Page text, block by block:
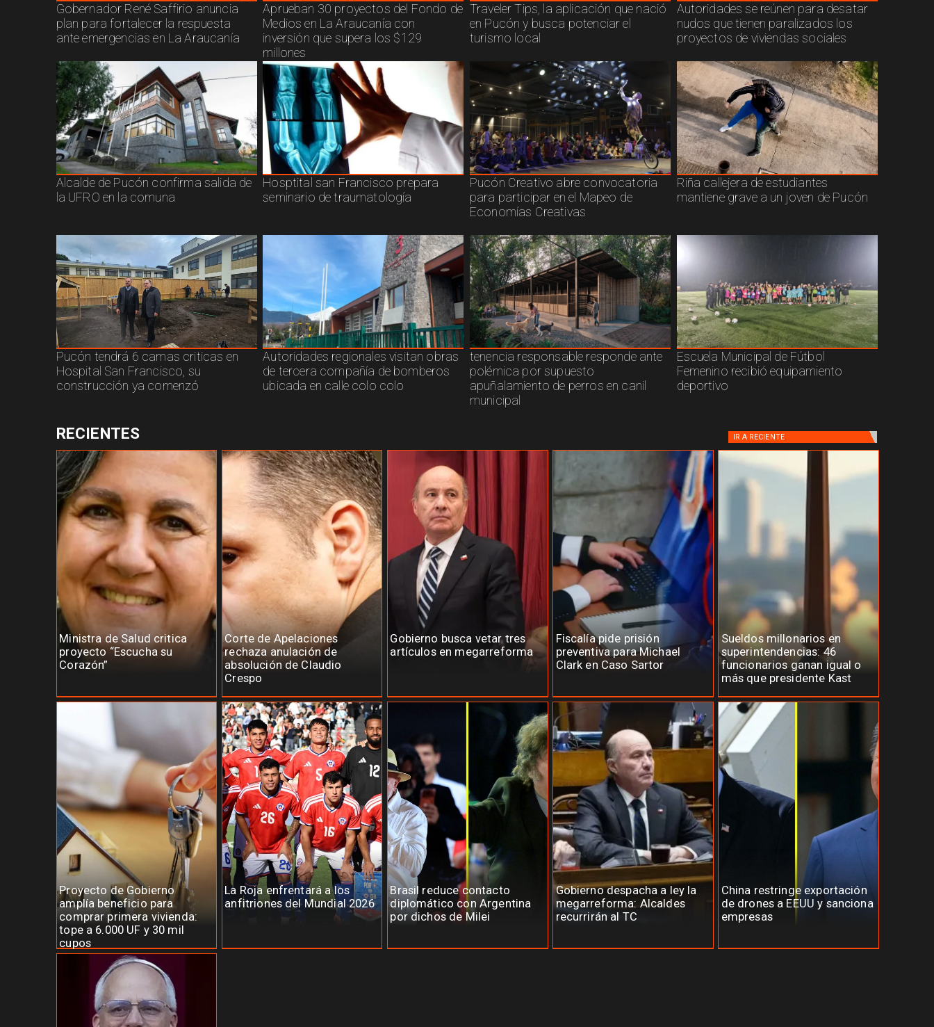
Gobernador René Saffirio anuncia
plan para fortalecer la respuesta
ante emergencias en La Araucanía
Aprueban 30 proyectos del Fondo de
Medios en La Araucanía con
inversión que supera los $129
millones
Traveler Tips, la aplicación que nació
en Pucón y busca potenciar el
turismo local
Autoridades se reúnen para desatar
nudos que tienen paralizados los
proyectos de viviendas sociales
Alcalde de Pucón confirma salida de
la UFRO en la comuna
Hosptital san Francisco prepara
seminario de traumatología
Pucón Creativo abre convocatoria
para participar en el Mapeo de
Economías Creativas
Riña callejera de estudiantes
mantiene grave a un joven de Pucón
Pucón tendrá 6 camas criticas en
Hospital San Francisco, su
construcción ya comenzó
Autoridades regionales visitan obras
de tercera compañía de bomberos
ubicada en calle colo colo
tenencia responsable responde ante
polémica por supuesto
apuñalamiento de perros en canil
municipal
Escuela Municipal de Fútbol
Femenino recibió equipamiento
deportivo
Ministra de Salud critica
proyecto “Escucha su
Corazón”
Corte de Apelaciones
rechaza anulación de
absolución de Claudio
Crespo
Gobierno busca vetar tres
artículos en megarreforma
Fiscalía pide prisión
preventiva para Michael
Clark en Caso Sartor
Sueldos millonarios en
superintendencias: 46
funcionarios ganan igual o
más que presidente Kast
Proyecto de Gobierno
amplía beneficio para
comprar primera vivienda:
tope a 6.000 UF y 30 mil
cupos
La Roja enfrentará a los
anfitriones del Mundial 2026
Brasil reduce contacto
diplomático con Argentina
por dichos de Milei
Gobierno despacha a ley la
megarreforma: Alcaldes
recurrirán al TC
China restringe exportación
de drones a EEUU y sanciona
empresas
RECIENTES IR A RECIENTE